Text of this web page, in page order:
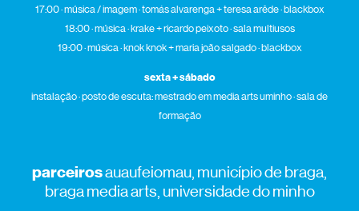
17:00 · música / imagem · tomás alvarenga + teresa arêde · blackbox
18:00 · música · krake + ricardo peixoto · sala multiusos
19:00 · música · knok knok + maria joão salgado · blackbox
sexta + sábado
instalação · posto de escuta: mestrado em media arts uminho · sala de
formação
parceirosauaufeiomau, município de braga,
braga media arts, universidade do minho